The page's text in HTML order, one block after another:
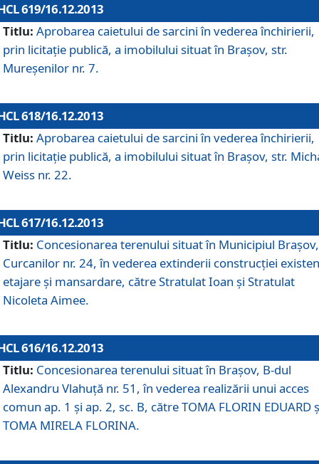
619/16.12.2013
Titlu: Aprobarea caietului de sarcini în vederea închirierii,
prin licitaţie publică, a imobilului situat în Braşov, str.
Mureşenilor nr. 7.
618/16.12.2013
Titlu: Aprobarea caietului de sarcini în vederea închirierii,
prin licitaţie publică, a imobilului situat în Braşov, str.
Weiss nr. 22.
617/16.12.2013
Titlu: Concesionarea terenului situat în Municipiul
Curcanilor nr. 24, în vederea extinderii construcţiei
etajare şi mansardare, către Stratulat Ioan şi Stratulat
Nicoleta Aimee.
616/16.12.2013
Titlu: Concesionarea terenului situat în Braşov, B-dul
Alexandru Vlahuţă nr. 51, în vederea realizării unui acces
comun ap. 1 şi ap. 2, sc. B, către TOMA FLORIN EDUARD
TOMA MIRELA FLORINA.